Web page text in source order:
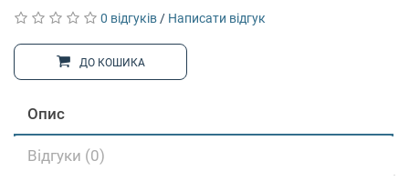
0 відгуків / Написати відгук
ДО КОШИКА
Опис
Відгуки (0)